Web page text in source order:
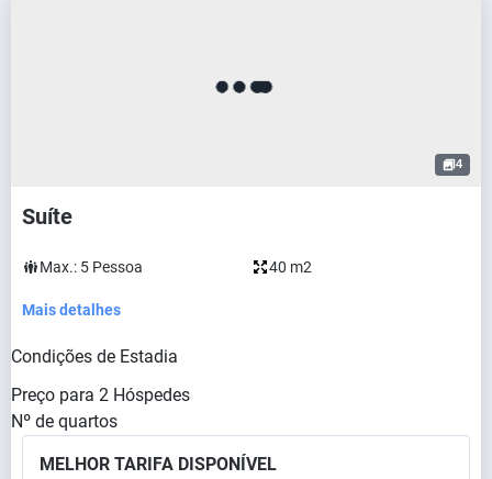
4
Suíte
Max.: 5 Pessoa 40 m2
Mais detalhes
Condições de Estadia
Preço para 2 Hóspedes
Nº de quartos
MELHOR TARIFA DISPONÍVEL